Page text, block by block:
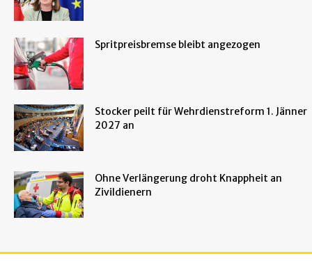
Spritpreisbremse bleibt angezogen
Stocker peilt für Wehrdienstreform 1. Jänner
2027 an
Ohne Verlängerung droht Knappheit an
Zivildienern